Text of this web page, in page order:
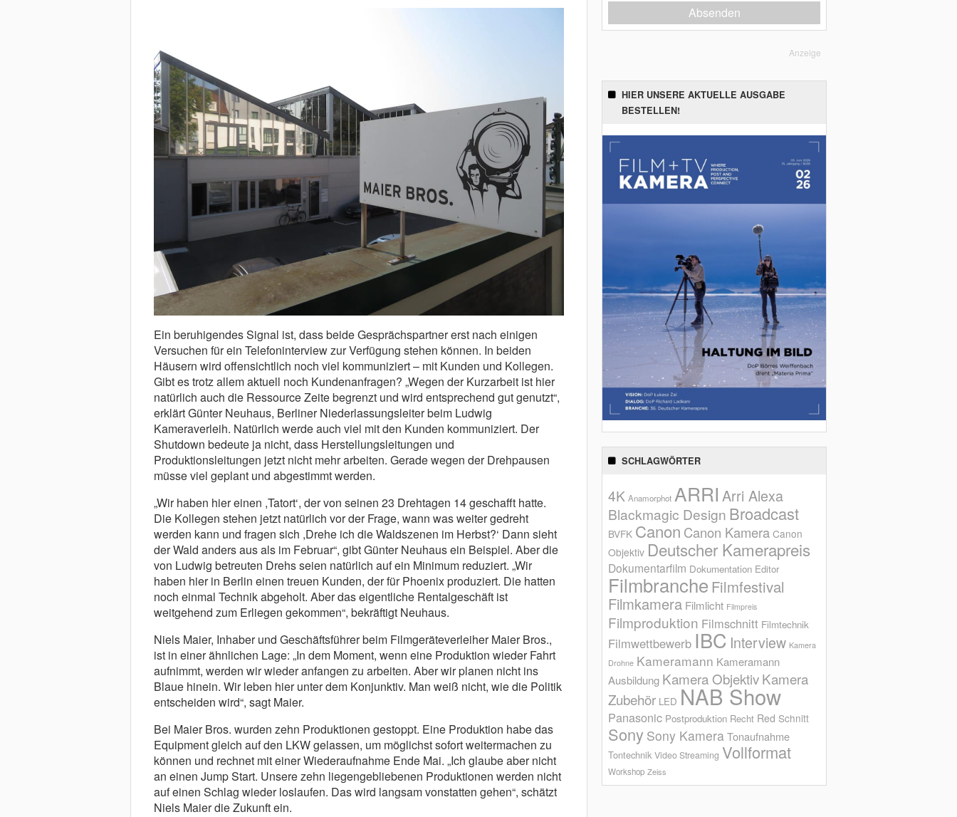
Ein beruhigendes Signal ist, dass beide Gesprächspartner erst nach einigen
Versuchen für ein Telefoninterview zur Verfügung stehen können. In beiden
Häusern wird offensichtlich noch viel kommuniziert – mit Kunden und Kollegen.
Gibt es trotz allem aktuell noch Kundenanfragen? „Wegen der Kurzarbeit ist hier
natürlich auch die Ressource Zeite begrenzt und wird entsprechend gut genutzt“,
erklärt Günter Neuhaus, Berliner Niederlassungsleiter beim Ludwig
Kameraverleih. Natürlich werde auch viel mit den Kunden kommuniziert. Der
Shutdown bedeute ja nicht, dass Herstellungsleitungen und
Produktionsleitungen jetzt nicht mehr arbeiten. Gerade wegen der Drehpausen
müsse viel geplant und abgestimmt werden.
„Wir haben hier einen ,Tatort‘, der von seinen 23 Drehtagen 14 geschafft hatte.
Die Kollegen stehen jetzt natürlich vor der Frage, wann was weiter gedreht
werden kann und fragen sich ,Drehe ich die Waldszenen im Herbst?‘ Dann sieht
der Wald anders aus als im Februar“, gibt Günter Neuhaus ein Beispiel. Aber die
von Ludwig betreuten Drehs seien natürlich auf ein Minimum reduziert. „Wir
haben hier in Berlin einen treuen Kunden, der für Phoenix produziert. Die hatten
noch einmal Technik abgeholt. Aber das eigentliche Rentalgeschäft ist
weitgehend zum Erliegen gekommen“, bekräftigt Neuhaus.
Niels Maier, Inhaber und Geschäftsführer beim Filmgeräteverleiher Maier Bros.,
ist in einer ähnlichen Lage: „In dem Moment, wenn eine Produktion wieder Fahrt
aufnimmt, werden wir wieder anfangen zu arbeiten. Aber wir planen nicht ins
Blaue hinein. Wir leben hier unter dem Konjunktiv. Man weiß nicht, wie die Politik
entscheiden wird“, sagt Maier.
Bei Maier Bros. wurden zehn Produktionen gestoppt. Eine Produktion habe das
Equipment gleich auf den LKW gelassen, um möglichst sofort weitermachen zu
können und rechnet mit einer Wiederaufnahme Ende Mai. „Ich glaube aber nicht
an einen Jump Start. Unsere zehn liegengebliebenen Produktionen werden nicht
auf einen Schlag wieder loslaufen. Das wird langsam vonstatten gehen“, schätzt
Niels Maier die Zukunft ein.
Absenden
Anzeige
HIER UNSERE AKTUELLE AUSGABE
BESTELLEN!
SCHLAGWÖRTER
4K Anamorphot ARRI Arri Alexa
Blackmagic Design Broadcast
BVFK Canon Canon Kamera Canon
Objektiv Deutscher Kamerapreis
Dokumentarfilm Dokumentation Editor
Filmbranche Filmfestival
Filmkamera Filmlicht Filmpreis
Filmproduktion Filmschnitt Filmtechnik
Filmwettbewerb IBC Interview Kamera
Drohne Kameramann Kameramann
Ausbildung Kamera ObjektivKamera
Zubehör LED NAB Show
Panasonic Postproduktion Recht Red Schnitt
Sony Sony KameraTonaufnahme
Tontechnik Video Streaming Vollformat
Workshop Zeiss